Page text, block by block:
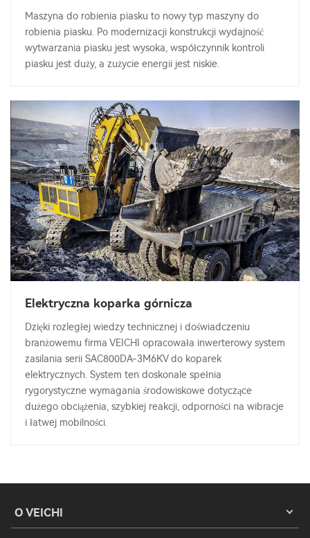
Maszyna do robienia piasku to nowy typ maszyny do
robienia piasku. Po modernizacji konstrukcji wydajność
wytwarzania piasku jest wysoka, współczynnik kontroli
piasku jest duży, a zużycie energii jest niskie.
Elektryczna koparka górnicza
Dzięki rozległej wiedzy technicznej i doświadczeniu
branżowemu firma VEICHI opracowała inwerterowy system
zasilania serii SAC800DA-3M6KV do koparek
elektrycznych. System ten doskonale spełnia
rygorystyczne wymagania środowiskowe dotyczące
dużego obciążenia, szybkiej reakcji, odporności na wibracje
i łatwej mobilności.
O VEICHI